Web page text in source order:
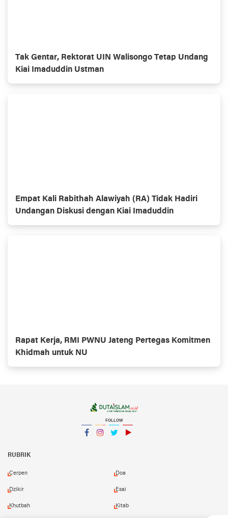
Tak Gentar, Rektorat UIN Walisongo Tetap Undang
Kiai Imaduddin Ustman
Empat Kali Rabithah Alawiyah (RA) Tidak Hadiri
Undangan Diskusi dengan Kiai Imaduddin
Rapat Kerja, RMI PWNU Jateng Pertegas Komitmen
Khidmah untuk NU
FOLLOW
RUBRIK
Cerpen Doa
Dzikir Esai
Khutbah Kitab